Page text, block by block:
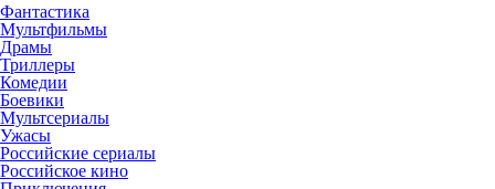
Фантастика
Мультфильмы
Драмы
Триллеры
Комедии
Боевики
Мультсериалы
Ужасы
Российские сериалы
Российское кино